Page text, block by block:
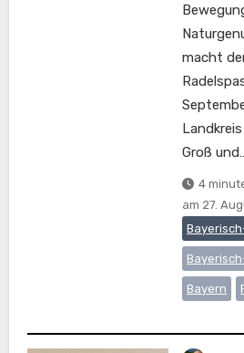
macht
Groß
4
am 27.
Bayern